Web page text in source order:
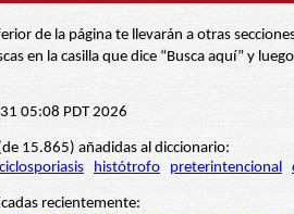
de la página te llevarán a otras
en la casilla que dice “Busca aquí” y
05:08 PDT 2026
15.865) añadidas al diccionario:
ciclosporiasis histótrofo preterintencional
recientemente: